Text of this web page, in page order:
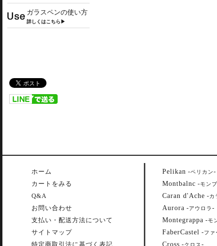
ガラスペンの使い方
詳しくはこちら▶
ホーム
カートをみる
Q&A
お問い合わせ
支払い・配送方法について
サイトマップ
特定商取引法に基づく表記
Pelikan -ペリカン-
Montbalnc -モン
Caran d'Ache -カ
Aurora -アウロラ -
Montegrappa -モ
FaberCastel -ファ
Cross -クロス -